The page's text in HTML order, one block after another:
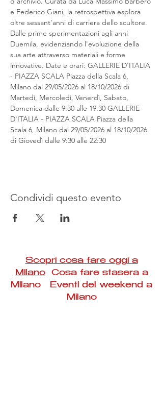
e Federico Giani, la retrospettiva esplora
oltre sessant'anni di carriera dello scultore.
Dalle prime sperimentazioni agli anni
Duemila, evidenziando l'evoluzione della
sua arte attraverso materiali e forme
innovative. Date e orari: GALLERIE D'ITALIA
- PIAZZA SCALA Piazza della Scala 6,
Milano dal 29/05/2026 al 18/10/2026 di
Martedì, Mercoledì, Venerdì, Sabato,
Domenica dalle 9:30 alle 19:30 GALLERIE
D'ITALIA - PIAZZA SCALA Piazza della
Scala 6, Milano dal 29/05/2026 al 18/10/2026
di Giovedì dalle 9:30 alle 22:30
Condividi questo evento
Scopri cosa fare oggi a
MilanoCosa fare stasera a
Milano Eventi del weekend a
Milano